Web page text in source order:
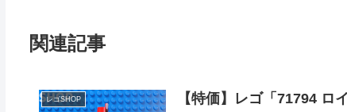
関連記事
レゴSHOP
【特価】レゴ「71794 ロ